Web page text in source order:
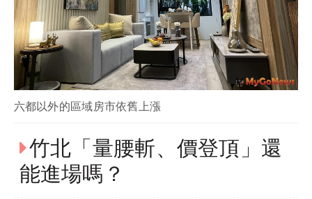
六都以外的區域房市依舊上漲
竹北「量腰斬、價登頂」還
能進場嗎？